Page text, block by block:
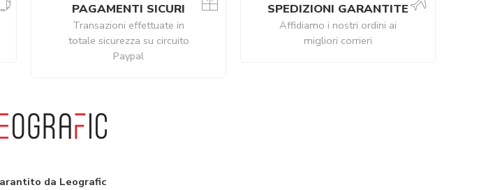
PAGAMENTI SICURI
Transazioni effettuate in
totale sicurezza su circuito
Paypal
SPEDIZIONI GARANTITE
Affidiamo i nostri ordini ai
migliori corrieri
da Leografic